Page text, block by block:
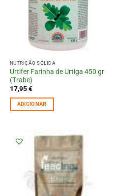
NUTRIÇÃO SÓLIDA
Urtifer Farinha de Urtiga 450 gr
(Trabe)
17,95€
ADICIONAR